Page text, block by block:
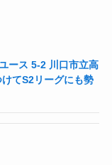
ース 5-2 川口市立高
てS2リーグにも勢